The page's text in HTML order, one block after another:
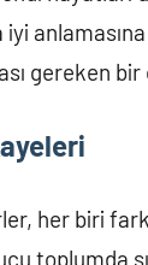
iyi
gereken bir
her biri
toplumda